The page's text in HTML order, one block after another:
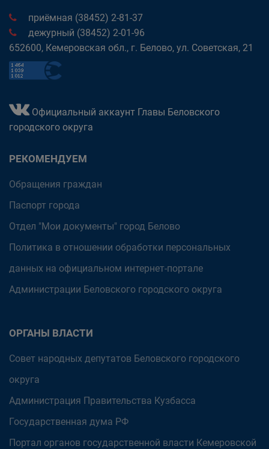
приёмная (38452) 2-81-37
дежурный (38452) 2-01-96
652600, Кемеровская обл., г. Белово, ул. Советская, 21
Официальный аккаунт Главы Беловского
городского округа
РЕКОМЕНДУЕМ
Обращения граждан
Паспорт города
Отдел "Мои документы" город Белово
Политика в отношении обработки персональных
данных на официальном интернет-портале
Администрации Беловского городского округа
ОРГАНЫ ВЛАСТИ
Совет народных депутатов Беловского городского
округа
Администрация Правительства Кузбасса
Государственная дума РФ
Портал органов государственной власти Кемеровской